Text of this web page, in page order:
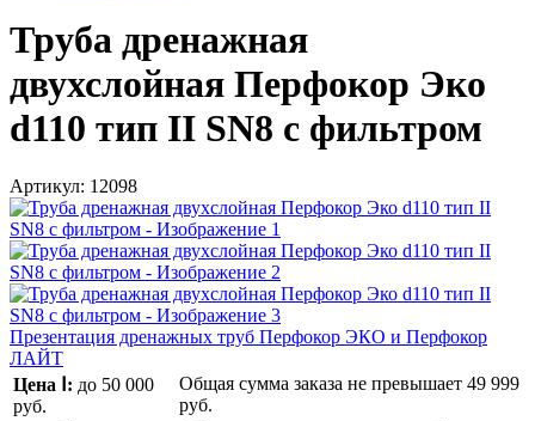
Труба дренажная
двухслойная Перфокор Эко
d110 тип II SN8 с фильтром
Артикул: 12098
Презентация дренажных труб Перфокор ЭКО и Перфокор
ЛАЙТ
Цена Ⅰ: до 50 000
руб.
Общая сумма заказа не превышает 49 999
руб.